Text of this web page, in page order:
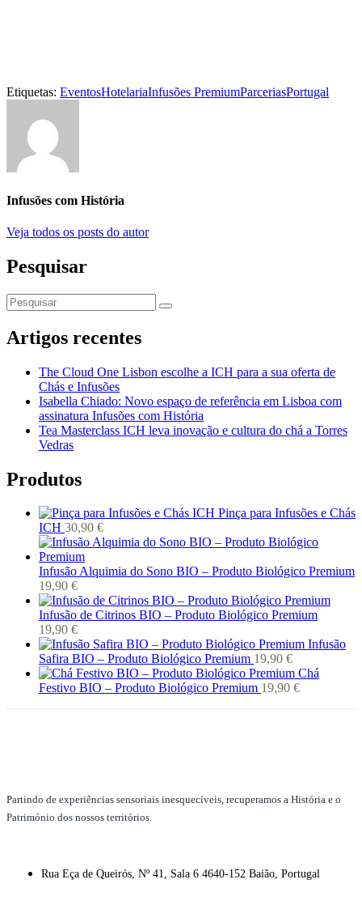
Etiquetas: EventosHotelariaInfusões PremiumParceriasPortugal
Infusões com História
Veja todos os posts do autor
Pesquisar
Artigos recentes
The Cloud One Lisbon escolhe a ICH para a sua oferta de
Chás e Infusões
Isabella Chiado: Novo espaço de referência em Lisboa com
assinatura Infusões com História
Tea Masterclass ICH leva inovação e cultura do chá a Torres
Vedras
Produtos
Pinça para Infusões e Chás
ICH 30,90 €
Infusão Alquimia do Sono BIO – Produto Biológico Premium
19,90 €
Infusão de Citrinos BIO – Produto Biológico Premium
19,90 €
Infusão
Safira BIO – Produto Biológico Premium 19,90 €
Chá
Festivo BIO – Produto Biológico Premium 19,90 €
Partindo de experiências sensoriais inesquecíveis, recuperamos a História e o
Património dos nossos territórios.
Rua Eça de Queirós, Nº 41, Sala 6 4640-152 Baião, Portugal